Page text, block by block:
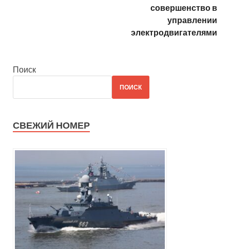
совершенство в
управлении
электродвигателями
Поиск
ПОИСК
СВЕЖИЙ НОМЕР